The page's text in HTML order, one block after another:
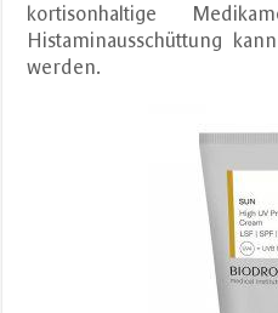
kortisonhaltige
Histaminausschüttung
werden.